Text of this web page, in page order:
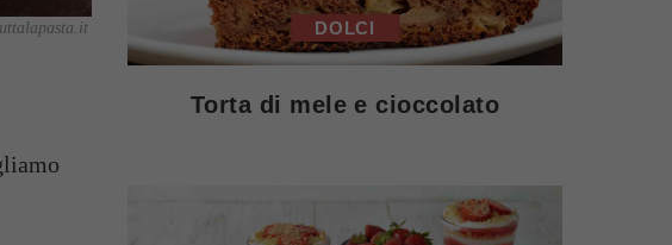
DOLCI
Torta di mele e cioccolato